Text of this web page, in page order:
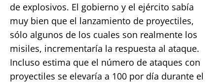
de explosivos. El gobierno y el ejército sabía
muy bien que el lanzamiento de proyectiles,
sólo algunos de los cuales son realmente los
misiles, incrementaría la respuesta al ataque.
Incluso estima que el número de ataques con
proyectiles se elevaría a 100 por día durante el